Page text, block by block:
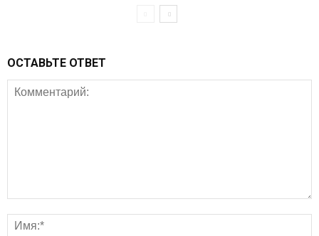
ОСТАВЬТЕ ОТВЕТ